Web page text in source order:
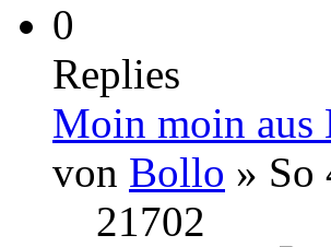
0
Replies
Moin moin aus
von Bollo » So
21702